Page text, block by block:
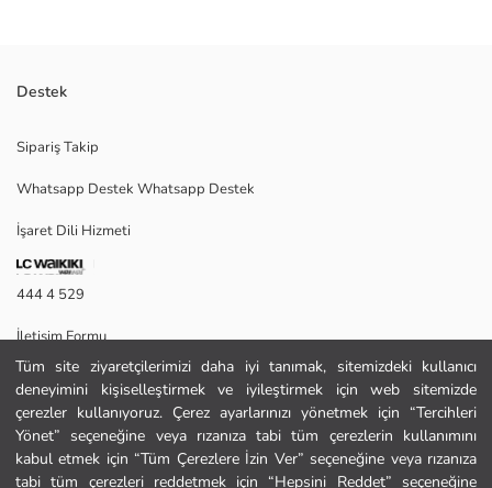
Tüm site ziyaretçilerimizi daha iyi tanımak, sitemizdeki kullanıcı
deneyimini kişiselleştirmek ve iyileştirmek için web sitemizde
çerezler kullanıyoruz. Çerez ayarlarınızı yönetmek için “Tercihleri
Yönet” seçeneğine veya rızanıza tabi tüm çerezlerin kullanımını
kabul etmek için “Tüm Çerezlere İzin Ver” seçeneğine veya rızanıza
tabi tüm çerezleri reddetmek için “Hepsini Reddet” seçeneğine
görünümlü elastik saç lastiklerinden oluşur.
Ana Kumaş:
Ana Malzeme:
Menşei:
Satıcı:
Cinsiyet:
Desen:
Lisans:
Paket İçeriği:
Parça Sayısı:
Destek
Sipariş Takip
Whatsapp Destek Whatsapp Destek
İşaret Dili Hizmeti
444 4 529
İletişim Formu
444 4 529
Yardım